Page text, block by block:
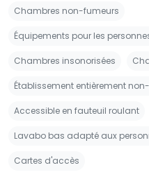
Chambres non-fumeurs
Équipements pour les
Chambres insonorisées
Établissement entièrement
Accessible en fauteuil roulant
Lavabo bas adapté aux
Cartes d'accès